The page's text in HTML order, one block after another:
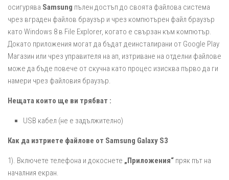
осигурява Samsung пълен достъп до своята файлова система
чрез вграден файлов браузър и чрез компютърен файл браузър
като Windows 8 в File Explorer, когато е свързан към компютър.
Докато приложения могат да бъдат деинсталирани от Google Play
Магазин или чрез управителя на ап, изтриване на отделни файлове
може да бъде повече от скучна като процес изисква първо да ги
намери чрез файловия браузър.
Нещата които ще ви трябват :
USB кабел (не е задължително)
Как да изтриете файлове от Samsung Galaxy S3
1). Включете телефона и докоснете „Приложения“ пряк път на
началния екран.